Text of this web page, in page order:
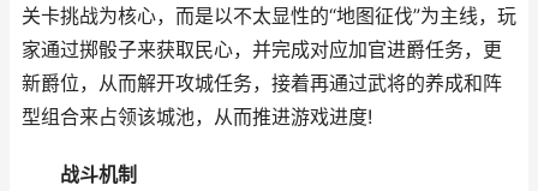
关卡挑战为核心，而是以不太显性的“地图征伐”为主线，玩
家通过掷骰子来获取民心，并完成对应加官进爵任务，更
新爵位，从而解开攻城任务，接着再通过武将的养成和阵
型组合来占领该城池，从而推进游戏进度!
战斗机制